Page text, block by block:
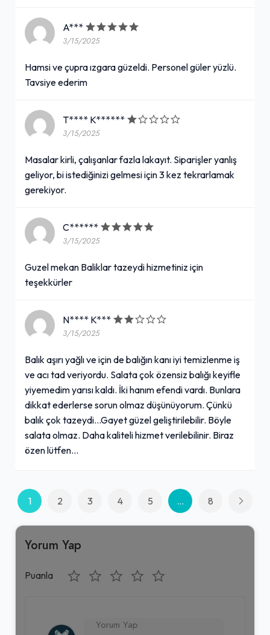
A***
3/15/2025
Hamsi ve çupra ızgara güzeldi. Personel güler yüzlü.
Tavsiye ederim
T**** K******
3/15/2025
Masalar kirli, çalışanlar fazla lakayıt. Siparişler yanlış
geliyor, bi istediğinizi gelmesi için 3 kez tekrarlamak
gerekiyor.
C******
3/15/2025
Guzel mekan Baliklar tazeydi hizmetiniz için
teşekkürler
N**** K***
3/15/2025
Balık aşırı yağlı ve için de balığın kanı iyi temizlenme iş
ve acı tad veriyordu. Salata çok özensiz balığı keyifle
yiyemedim yarısı kaldı. İki hanım efendi vardı. Bunlara
dikkat ederlerse sorun olmaz düşünüyorum. Çünkü
balık çok tazeydi...Gayet güzel geliştirilebilir. Böyle
salata olmaz. Daha kaliteli hizmet verilebilinir. Biraz
özen lütfen...
1 2 3 4 5 ... 8
Yorum Yap
Puanla